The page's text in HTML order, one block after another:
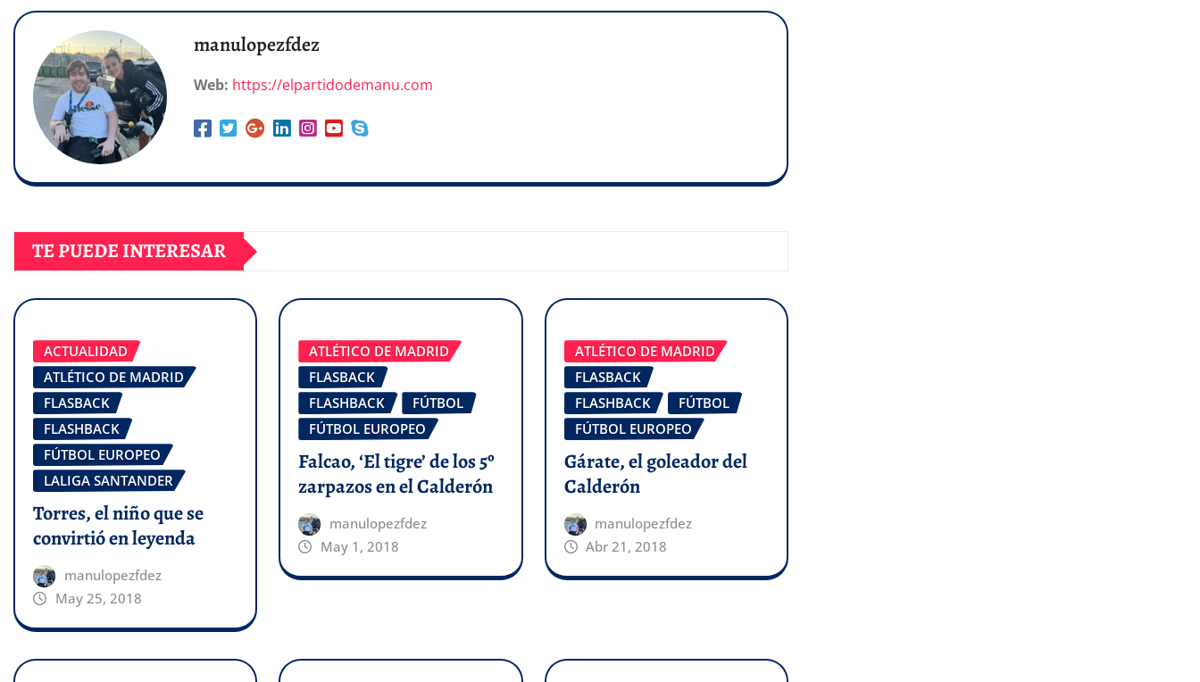
manulopezfdez
Web: https://elpartidodemanu.com
TE PUEDE INTERESAR
ACTUALIDAD
ATLÉTICO DE MADRID
FLASBACK
FLASHBACK
FÚTBOL EUROPEO
LALIGA SANTANDER
Torres, el niño que se
convirtió en leyenda
manulopezfdez
May 25, 2018
ATLÉTICO DE MADRID
FLASBACK
FLASHBACK
FÚTBOL
FÚTBOL EUROPEO
Falcao, ‘El tigre’ de los 5º
zarpazos en el Calderón
manulopezfdez
May 1, 2018
ATLÉTICO DE MADRID
FLASBACK
FLASHBACK
FÚTBOL
FÚTBOL EUROPEO
Gárate, el goleador del
Calderón
manulopezfdez
Abr 21, 2018